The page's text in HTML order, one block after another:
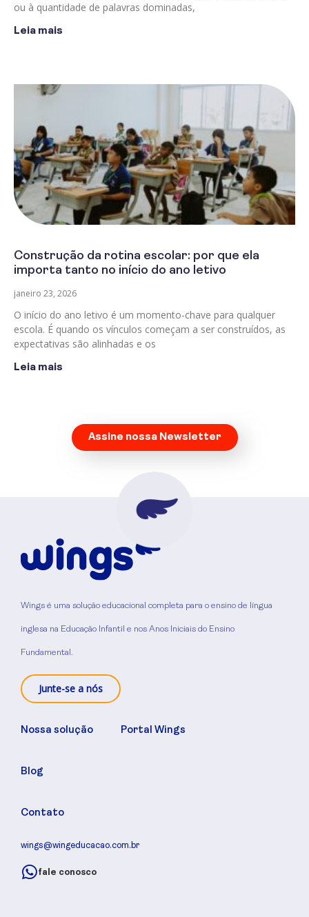
ou à quantidade de palavras dominadas,
Leia mais
Construção da rotina escolar: por que ela
importa tanto no início do ano letivo
janeiro 23, 2026
O início do ano letivo é um momento-chave para qualquer
escola. É quando os vínculos começam a ser construídos, as
expectativas são alinhadas e os
Leia mais
Assine nossa Newsletter
Wings é uma solução educacional completa para o ensino de língua
inglesa na Educação Infantil e nos Anos Iniciais do Ensino
Fundamental.
Junte-se a nós
Nossa solução
Blog
Contato
Portal Wings
wings@wingeducacao.com.br
fale conosco